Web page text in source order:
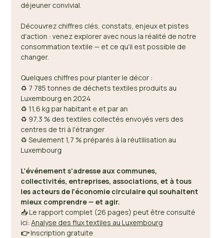
déjeuner convivial.
Découvrez chiffres clés, constats, enjeux et pistes
d'action : venez explorer avec nous la réalité de notre
consommation textile — et ce qu'il est possible de
changer.
Quelques chiffres pour planter le décor :
♻️ 7 785 tonnes de déchets textiles produits au
Luxembourg en 2024
♻️ 11,6 kg par habitant·e et par an
♻️ 97,3 % des textiles collectés envoyés vers des
centres de tri à l'étranger
♻️ Seulement 1,7 % préparés à la réutilisation au
Luxembourg
L'événement s'adresse aux communes,
collectivités, entreprises, associations, et à tous
les acteurs de l'économie circulaire qui souhaitent
mieux comprendre — et agir.
📥 Le rapport complet (26 pages) peut être consulté
ici: Analyse des flux textiles au Luxembourg
👉 Inscription gratuite